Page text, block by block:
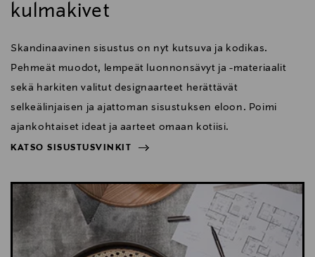
kulmakivet
Skandinaavinen sisustus on nyt kutsuva ja kodikas.
Pehmeät muodot, lempeät luonnonsävyt ja -materiaalit
sekä harkiten valitut designaarteet herättävät
selkeälinjaisen ja ajattoman sisustuksen eloon. Poimi
ajankohtaiset ideat ja aarteet omaan kotiisi.
KATSO SISUSTUSVINKIT
KATSO SISUSTUSVINKIT